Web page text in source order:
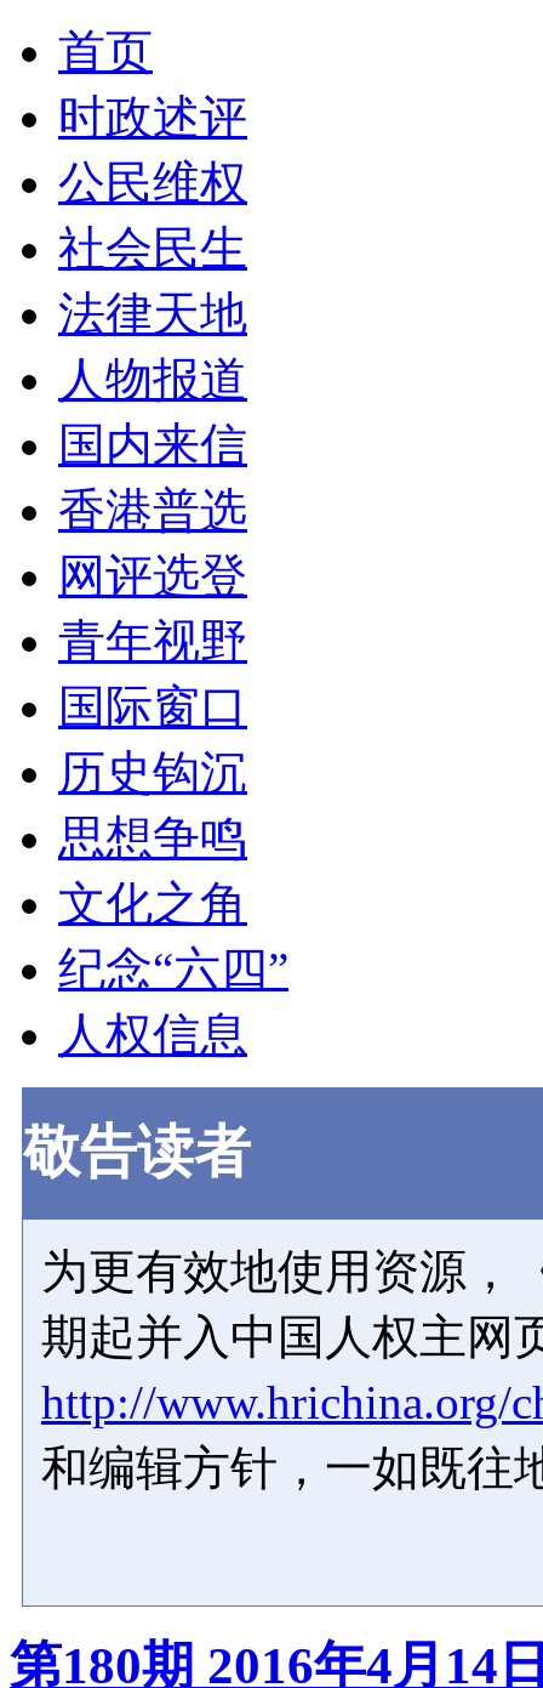
首页
时政述评
公民维权
社会民生
法律天地
人物报道
国内来信
香港普选
网评选登
青年视野
国际窗口
历史钩沉
思想争鸣
文化之角
纪念“六四”
人权信息
敬告读者
为更有效地使用资源，
期起并入中国人权主网
http://www.hrichina.org/
和编辑方针，一如既往
第180期 2016年4月14